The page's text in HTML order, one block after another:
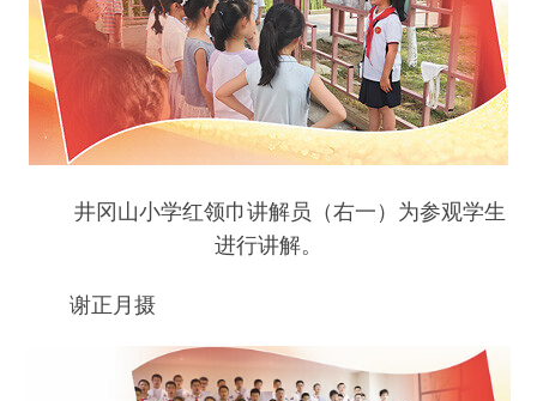
井冈山小学红领巾讲解员（右一）为参观学生
进行讲解。
谢正月摄